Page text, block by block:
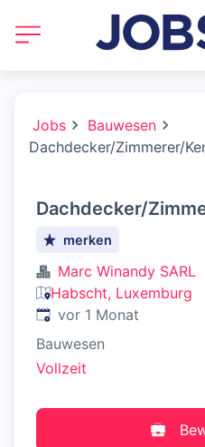
Jobs
Bauwesen
Dachdecker/Zimmerer/
Dachdecker/
merken
Marc Winandy SARL
Habscht, Luxemburg
Veröffentlicht:
vor 1 Monat
Bauwesen
Vollzeit